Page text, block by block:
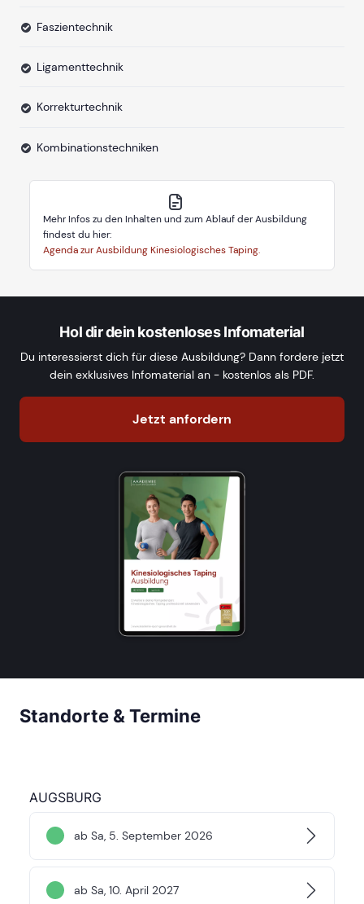
Faszientechnik
Ligamenttechnik
Korrekturtechnik
Kombinationstechniken
Mehr Infos zu den Inhalten und zum Ablauf der Ausbildung
findest du hier:
Agenda zur Ausbildung Kinesiologisches Taping.
Hol dir dein kostenloses Infomaterial
Du interessierst dich für diese Ausbildung? Dann fordere jetzt
dein exklusives Infomaterial an - kostenlos als PDF.
Jetzt anfordern
Standorte & Termine
AUGSBURG
ab Sa, 5. September 2026
ab Sa, 10. April 2027